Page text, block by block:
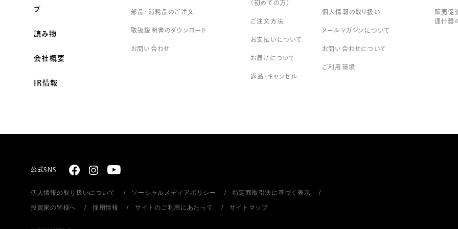
プ
読み物
会社概要
IR情報
部品・消耗品のご注文
取扱説明書のダウンロード
お問い合わせ
（初めての方）
ご注文方法
お支払いについて
お届けについて
返品・キャンセル
個人情報の取り扱い
メールマガジンについて
お問い合わせについて
ご利用環境
販売促
連什器
公式SNS
個人情報の取り扱いについて ソーシャルメディアポリシー 特定商取引法に基づく表示
投資家の皆様へ 採用情報 サイトのご利用にあたって サイトマップ